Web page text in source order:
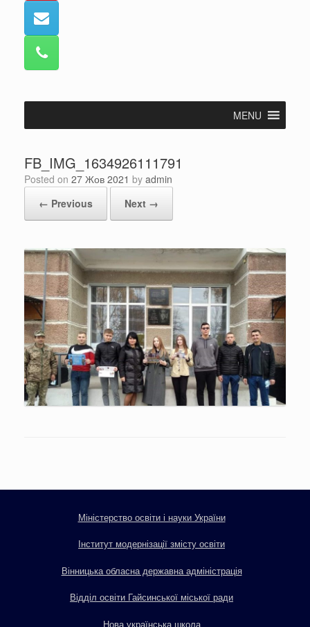
MENU
FB_IMG_1634926111791
Posted on 27 Жов 2021 by admin
← Previous
Next →
Міністерство освіти і науки України
Інститут модернізації змісту освіти
Вінницька обласна державна адміністрація
Відділ освіти Гайсинської міської ради
Нова українська школа